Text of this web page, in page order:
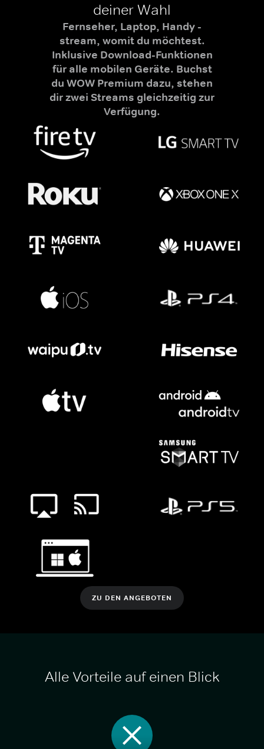
deiner Wahl
Fernseher, Laptop, Handy -
stream, womit du möchtest.
Inklusive Download-Funktionen
für alle mobilen Geräte. Buchst
du WOW Premium dazu, stehen
dir zwei Streams gleichzeitig zur
Verfügung.
ZU DEN ANGEBOTEN
Alle Vorteile auf einen Blick